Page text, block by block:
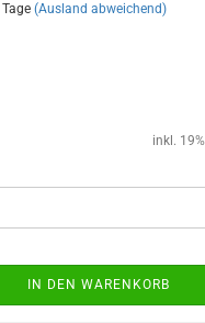
(Ausland abweichend)
inkl.
IN DEN WARENKORB